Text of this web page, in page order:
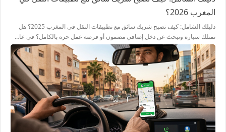
المغرب 2026؟
دليلك الشامل: كيف تصبح شريك سائق مع تطبيقات النقل في المغرب 2025؟ هل
تمتلك سيارة وتبحث عن دخل إضافي مضمون أو فرصة عمل حرة بالكامل؟ في عا…